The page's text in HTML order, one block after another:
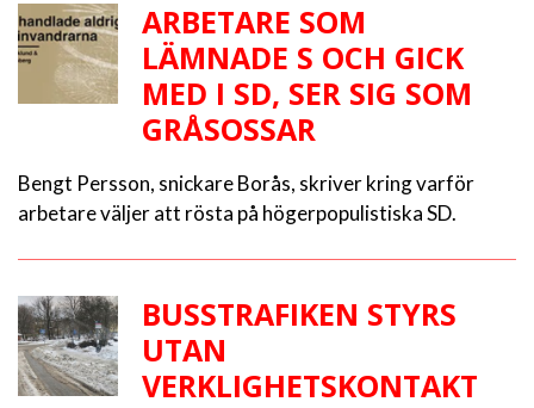
ARBETARE SOM
LÄMNADE S OCH GICK
MED I SD, SER SIG SOM
GRÅSOSSAR
Bengt Persson, snickare Borås, skriver kring varför
arbetare väljer att rösta på högerpopulistiska SD.
BUSSTRAFIKEN STYRS
UTAN
VERKLIGHETSKONTAKT